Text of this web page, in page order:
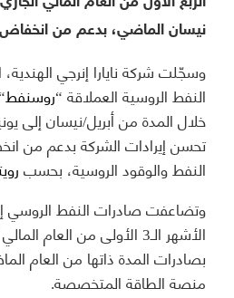
نيسان الماضي، بدعم من
وسجّلت شركة نايارا إنرجي
النفط الروسية العملاقة “روسنفط
تحسن إيرادات الشركة بدعم من
النفط والوقود الروسية، بحسب
وتضاعفت صادرات النفط الروسي
الأشهر الـ3 الأولى من العام
بصادرات المدة ذاتها من العام
منصة الطاقة المتخصصة.